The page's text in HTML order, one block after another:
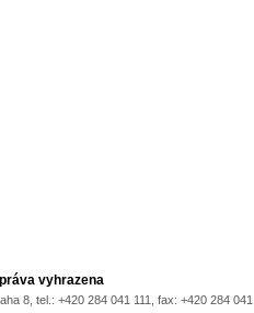
vyhrazena
8, tel.: +420 284 041 111, fax: +420 284